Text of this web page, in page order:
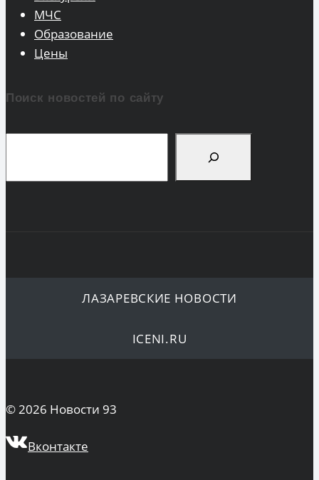
МЧС
Образование
Цены
Поиск новостей по сайту
ЛАЗАРЕВСКИЕ НОВОСТИ
ICENI.RU
© 2026 Новости 93
Вконтакте